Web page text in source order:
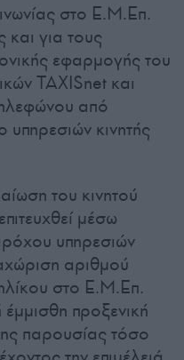
στο Ε.Μ.Επ.
και για τους
εφαρμογής του
TAXISnet και
από
κινητής
του κινητού
μέσω
υπηρεσιών
αριθμού
στο Ε.Μ.Επ.
προξενική
παρουσίας τόσο